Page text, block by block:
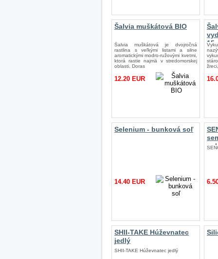
Šalvia muškátová BIO
Šalvia muškátová je dvojročná
rastlina s veľkými listami a silne
aromatickými modro-ružovými kvetmi,
ktorá rastie najmä v stredomorskej
oblasti. Doras
12.20 EUR
Selenium - bunková soľ
14.40 EUR
SHII-TAKE Húževnatec
jedlý
SHII-TAKE Húževnatec jedlý